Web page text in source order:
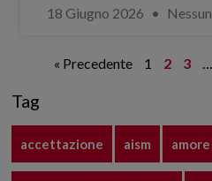
18 Giugno 2026
« Precedente 1 2 3 …
Tag
accettazione aism amore